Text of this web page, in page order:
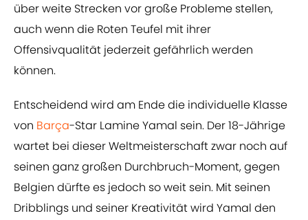
über weite Strecken vor große Probleme stellen,
auch wenn die Roten Teufel mit ihrer
Offensivqualität jederzeit gefährlich werden
können.
Entscheidend wird am Ende die individuelle Klasse
von Barça-Star Lamine Yamal sein. Der 18-Jährige
wartet bei dieser Weltmeisterschaft zwar noch auf
seinen ganz großen Durchbruch-Moment, gegen
Belgien dürfte es jedoch so weit sein. Mit seinen
Dribblings und seiner Kreativität wird Yamal den